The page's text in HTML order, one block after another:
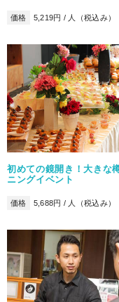
価格 5,219円 / 人（税込み）
初めての鏡開き！大きな
ニングイベント
価格 5,688円 / 人（税込み）